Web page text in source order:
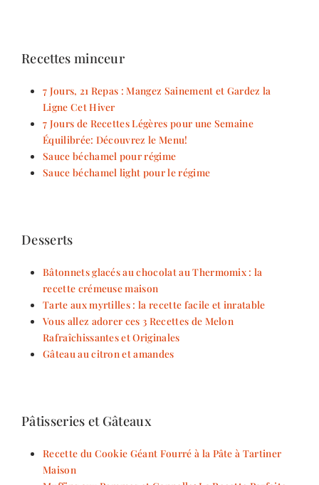
Recettes minceur
7 Jours, 21 Repas : Mangez Sainement et Gardez la
Ligne Cet Hiver
7 Jours de Recettes Légères pour une Semaine
Équilibrée: Découvrez le Menu!
Sauce béchamel pour régime
Sauce béchamel light pour le régime
Desserts
Bâtonnets glacés au chocolat au Thermomix : la
recette crémeuse maison
Tarte aux myrtilles : la recette facile et inratable
Vous allez adorer ces 3 Recettes de Melon
Rafraîchissantes et Originales
Gâteau au citron et amandes
Pâtisseries et Gâteaux
Recette du Cookie Géant Fourré à la Pâte à Tartiner
Maison